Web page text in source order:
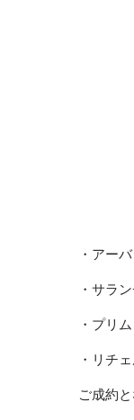
・アー
・サラ
・プリ
・リチ
ご成約